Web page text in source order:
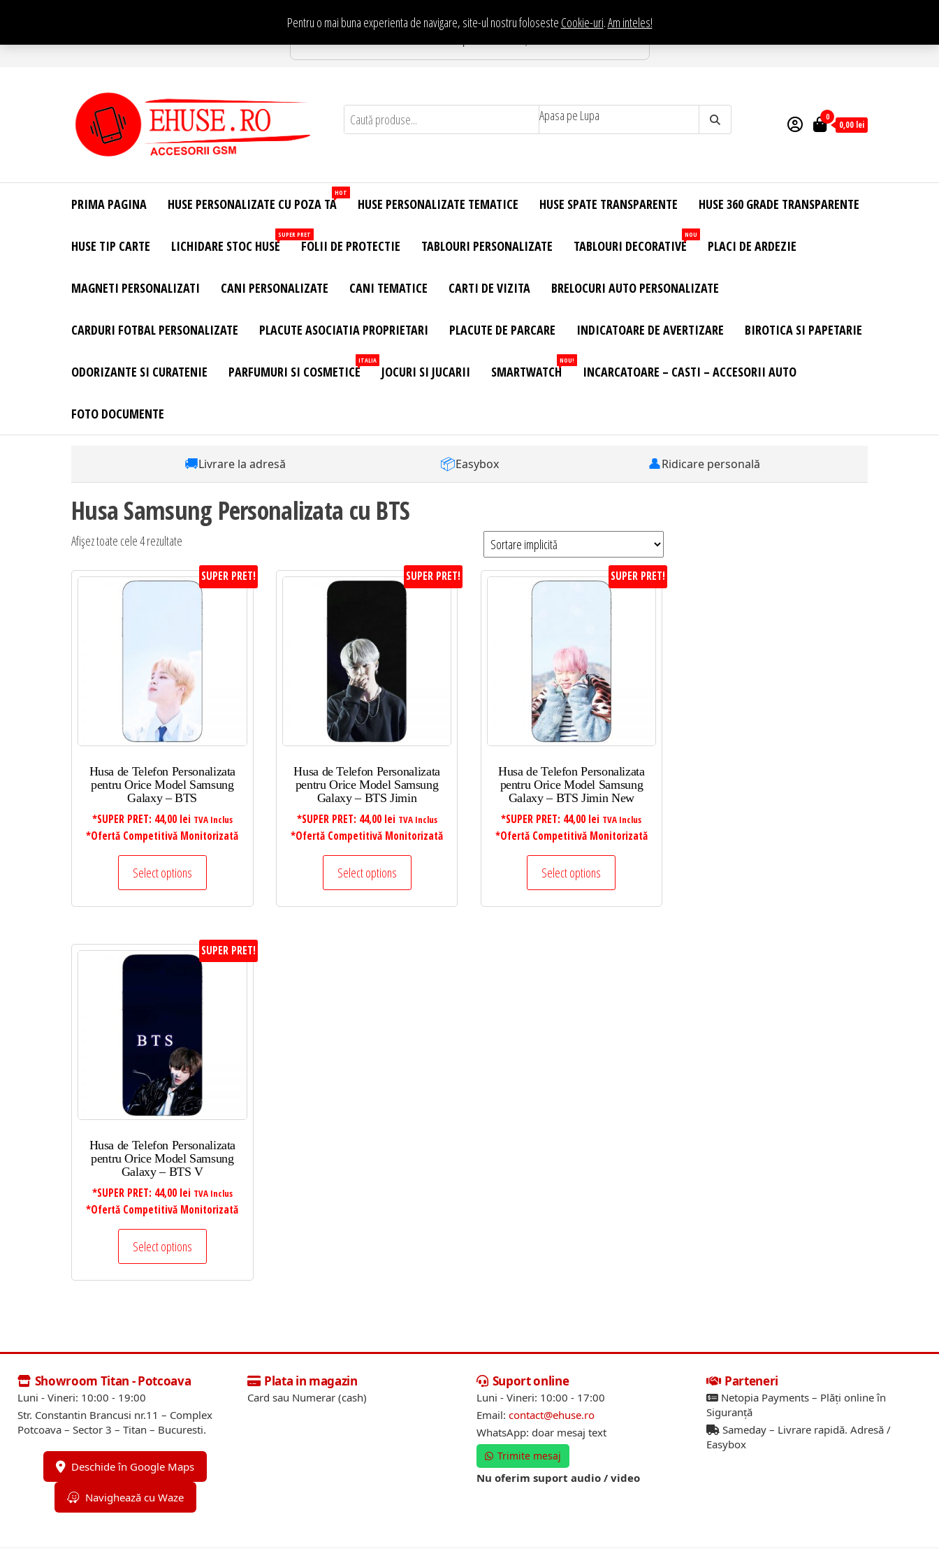
conținut
Pentru o mai buna experienta de navigare, site-ul nostru foloseste Cookie-uri.Am inteles!
Te asteptam in Showroom eHuse.ro
Site Oficial .
Huse
Personalizate
Huse
Personalizate
Telefon –
– Accesorii
Apasa pe Lupa 0
0,00 lei
PRIMA PAGINA HUSE PERSONALIZATE CU POZA TA
HOT
HUSE PERSONALIZATE TEMATICE HUSE SPATE TRANSPARENTE HUSE 360 GRADE TRANSPARENTE
HUSE TIP CARTE LICHIDARE STOC HUSE
SUPER PRET
FOLII DE PROTECTIE TABLOURI PERSONALIZATE TABLOURI DECORATIVE
NOU
PLACI DE ARDEZIE
MAGNETI PERSONALIZATI CANI PERSONALIZATE CANI TEMATICE CARTI DE VIZITA BRELOCURI AUTO PERSONALIZATE
CARDURI FOTBAL PERSONALIZATE PLACUTE ASOCIATIA PROPRIETARI PLACUTE DE PARCARE INDICATOARE DE AVERTIZARE BIROTICA SI PAPETARIE
ODORIZANTE SI CURATENIE PARFUMURI SI COSMETICE
ITALIA
JOCURI SI JUCARII SMARTWATCH
NOU!
INCARCATOARE – CASTI – ACCESORII AUTO
FOTO DOCUMENTE
🚚Livrare la adresă 📦Easybox 👤Ridicare personală
Husa Samsung Personalizata cu BTS
Afișez toate cele 4 rezultate
SUPER PRET!
Husa de Telefon Personalizata
pentru Orice Model Samsung
Galaxy – BTS
*SUPER PRET: 44,00 lei TVA Inclus
*Ofertă Competitivă Monitorizată
Select options
SUPER PRET!
Husa de Telefon Personalizata
pentru Orice Model Samsung
Galaxy – BTS Jimin
*SUPER PRET: 44,00 lei TVA Inclus
*Ofertă Competitivă Monitorizată
Select options
SUPER PRET!
Husa de Telefon Personalizata
pentru Orice Model Samsung
Galaxy – BTS Jimin New
*SUPER PRET: 44,00 lei TVA Inclus
*Ofertă Competitivă Monitorizată
Select options
SUPER PRET!
Husa de Telefon Personalizata
pentru Orice Model Samsung
Galaxy – BTS V
*SUPER PRET: 44,00 lei TVA Inclus
*Ofertă Competitivă Monitorizată
Select options
Showroom Titan - Potcoava
Luni - Vineri: 10:00 - 19:00
Str. Constantin Brancusi nr.11 – Complex
Potcoava – Sector 3 – Titan – Bucuresti.
Deschide în Google Maps
Navighează cu Waze
Plata in magazin
Card sau Numerar (cash)
Suport online
Luni - Vineri: 10:00 - 17:00
Email: contact@ehuse.ro
WhatsApp: doar mesaj text
Trimite mesaj
Nu oferim suport audio / video
Parteneri
Netopia Payments – Plăți online în
Siguranță
Sameday – Livrare rapidă. Adresă /
Easybox